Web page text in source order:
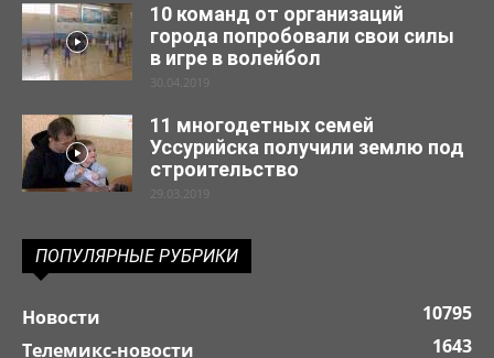
10 команд от организаций
города попробовали свои силы
в игре в волейбол
30.04.2019
11 многодетных семей
Уссурийска получили землю под
строительство
29.03.2019
ПОПУЛЯРНЫЕ РУБРИКИ
Новости
10795
Телемикс-новости
1643